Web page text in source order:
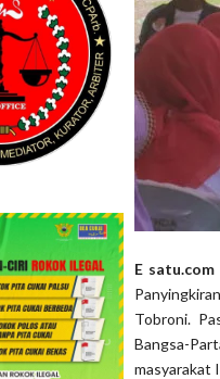
E
Tobroni.
Bangsa-
masyarakat